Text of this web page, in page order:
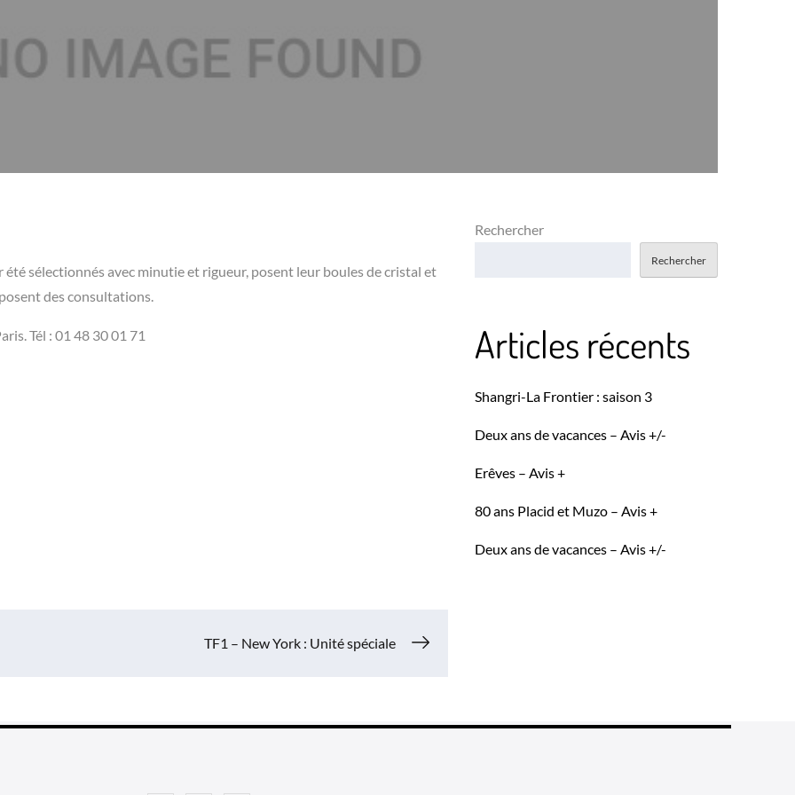
sélectionnés avec minutie et rigueur, posent leur boules de cristal et
des consultations.
Tél : 01 48 30 01 71
TF1 – New York : Unité spéciale
Rechercher
Rechercher
Articles récents
Shangri-La Frontier : saison 3
Deux ans de vacances – Avis +/-
Erêves – Avis +
80 ans Placid et Muzo – Avis +
Deux ans de vacances – Avis +/-